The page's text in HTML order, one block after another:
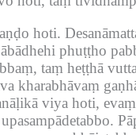
hoti.
phuṭṭho
taṃ heṭṭhā
kharabhāvaṃ
viya hoti,